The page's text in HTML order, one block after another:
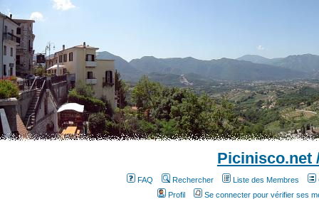
Picinisco.net
FAQ Rechercher Liste des Membres
Profil
Se connecter pour vérifier ses